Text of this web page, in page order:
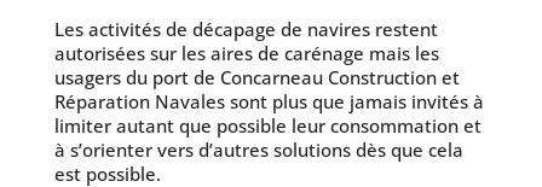
Les activités de décapage de navires restent
autorisées sur les aires de carénage mais les
usagers du port de Concarneau Construction et
Réparation Navales sont plus que jamais invités à
limiter autant que possible leur consommation et
à s’orienter vers d’autres solutions dès que cela
est possible.